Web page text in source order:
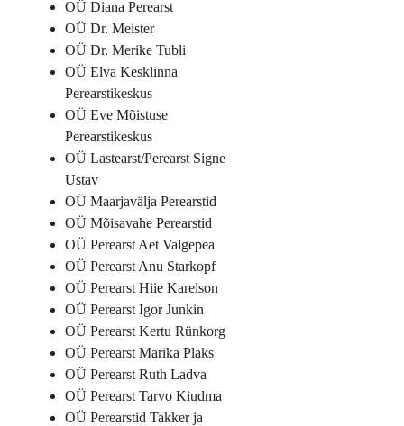
OÜ Diana Perearst
OÜ Dr. Meister
OÜ Dr. Merike Tubli
OÜ Elva Kesklinna
Perearstikeskus
OÜ Eve Mõistuse
Perearstikeskus
OÜ Lastearst/Perearst Signe
Ustav
OÜ Maarjavälja Perearstid
OÜ Mõisavahe Perearstid
OÜ Perearst Aet Valgepea
OÜ Perearst Anu Starkopf
OÜ Perearst Hiie Karelson
OÜ Perearst Igor Junkin
OÜ Perearst Kertu Rünkorg
OÜ Perearst Marika Plaks
OÜ Perearst Ruth Ladva
OÜ Perearst Tarvo Kiudma
OÜ Perearstid Takker ja